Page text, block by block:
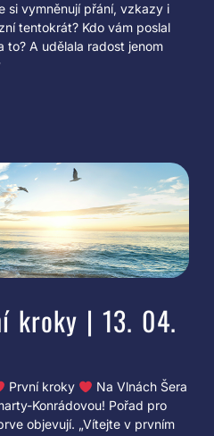
si vymněnují přání, vzkazy i
tentokrát? Kdo vám poslal
to? A udělala radost jenom
kroky | 13. 04.
První kroky
Na Vlnách Šera
Konrádovou! Pořad pro
objevují. „Vítejte v prvním